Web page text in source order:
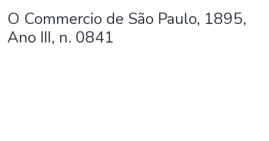
Estatísticas
O Commercio de São Paulo, 1895,
Ano III, n. 0841